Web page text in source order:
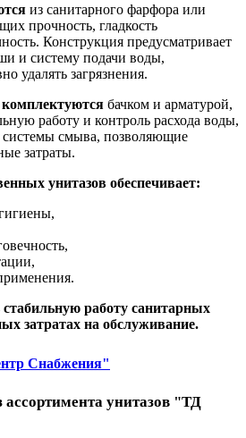
из санитарного фарфора или
прочность, гладкость
Конструкция предусматривает
и систему подачи воды,
удалять загрязнения.
бачком и арматурой,
работу и контроль расхода воды,
смыва, позволяющие
затраты.
унитазов обеспечивает:
работу санитарных
затратах на обслуживание.
унитазов "ТД